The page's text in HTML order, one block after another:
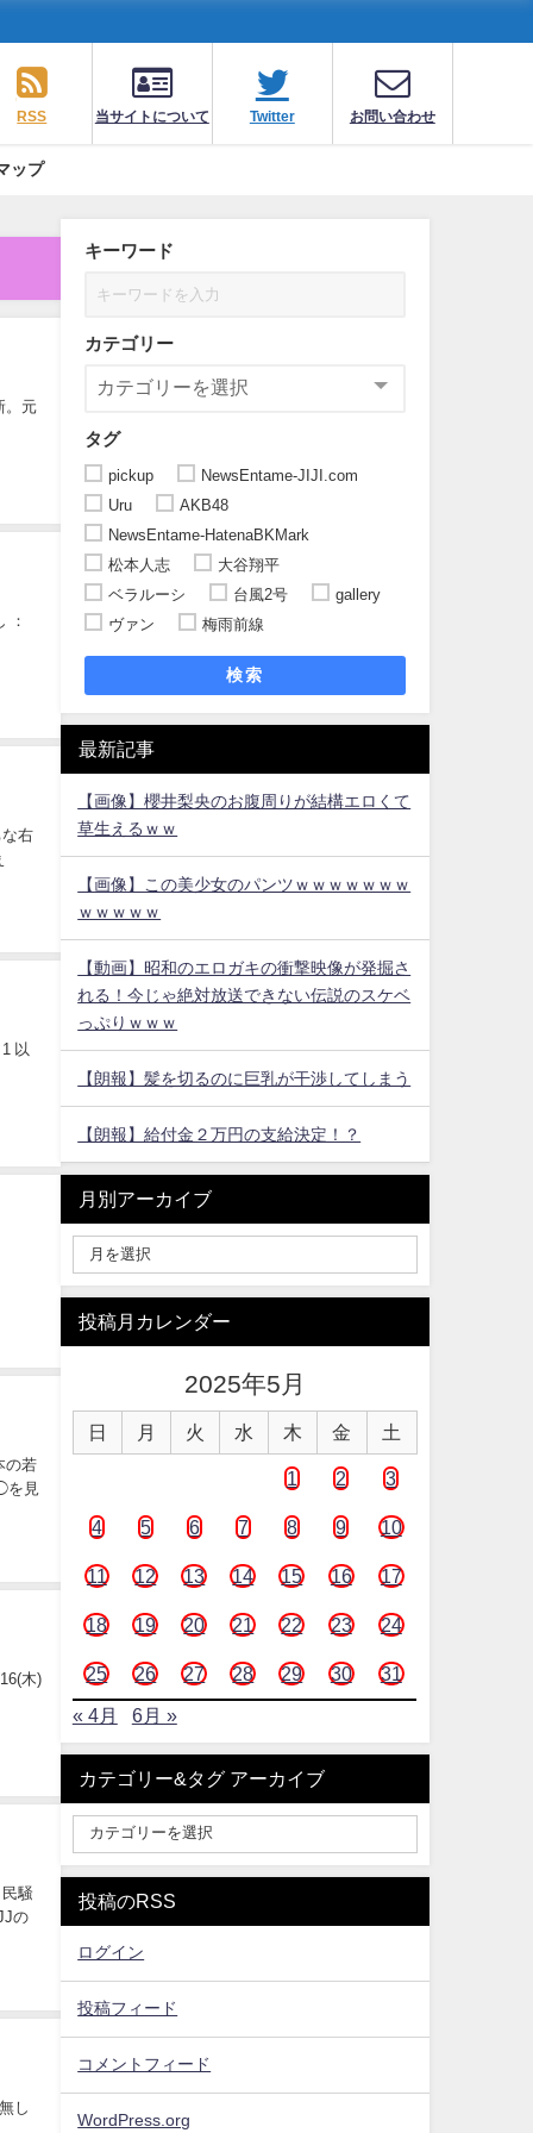
RSS 当サイトについて Twitter お問い合わせ
ップ
。元
：
右
以
の若
を見
木)
騒
の
し
キーワード
カテゴリー
タグ
pickup
NewsEntame-JIJI.com
Uru
AKB48
NewsEntame-HatenaBKMark
松本人志
大谷翔平
ベラルーシ
台風2号
gallery
ヴァン
梅雨前線
検索
最新記事
【画像】櫻井梨央のお腹周りが結構エロくて
草生えるｗｗ
【画像】この美少女のパンツｗｗｗｗｗｗｗ
ｗｗｗｗｗ
【動画】昭和のエロガキの衝撃映像が発掘さ
れる！今じゃ絶対放送できない伝説のスケベ
っぷりｗｗｗ
【朗報】髪を切るのに巨乳が干渉してしまう
【朗報】給付金２万円の支給決定！？
月別アーカイブ
投稿月カレンダー
2025年5月
日 月 火 水 木 金 土
1 2 3
4 5 6 7 8 9 10
11 12 13 14 15 16 17
18 19 20 21 22 23 24
25 26 27 28 29 30 31
« 4月 6月 »
カテゴリー&タグ アーカイブ
投稿のRSS
ログイン
投稿フィード
コメントフィード
WordPress.org